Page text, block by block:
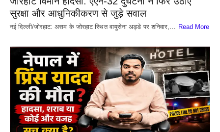
सुरक्षा और आधुनिकीकरण से जुड़े सवाल
नई दिल्ली/जोरहाट: असम के जोरहाट स्थित वायुसेना अड्डे पर शनिवार,… Read More